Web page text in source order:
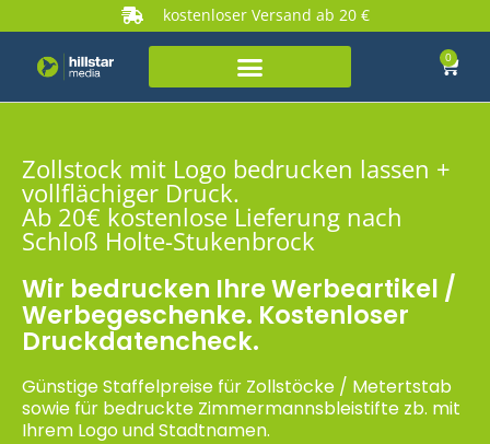
kostenloser Versand ab 20 €
0
Zollstock mit Logo bedrucken lassen +
vollflächiger Druck.
Ab 20€ kostenlose Lieferung nach
Schloß Holte-Stukenbrock
Wir bedrucken Ihre Werbeartikel /
Werbegeschenke. Kostenloser
Druckdatencheck.
Günstige Staffelpreise für Zollstöcke / Metertstab
sowie für bedruckte Zimmermannsbleistifte zb. mit
Ihrem Logo und Stadtnamen.